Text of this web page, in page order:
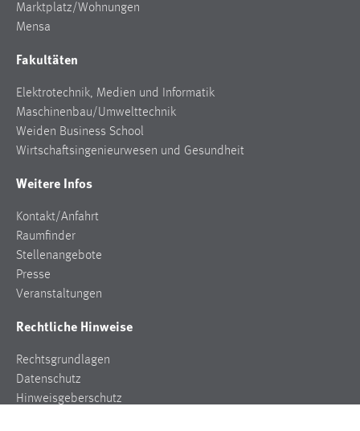
Marktplatz/Wohnungen
Mensa
Fakultäten
Elektrotechnik, Medien und Informatik
Maschinenbau/Umwelttechnik
Weiden Business School
Wirtschaftsingenieurwesen und Gesundheit
Weitere Infos
Kontakt/Anfahrt
Raumfinder
Stellenangebote
Presse
Veranstaltungen
Rechtliche Hinweise
Rechtsgrundlagen
Datenschutz
Hinweisgeberschutz